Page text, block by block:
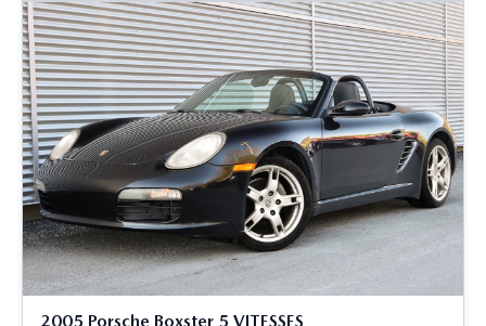
2005 Porsche Boxster 5 VITESSES